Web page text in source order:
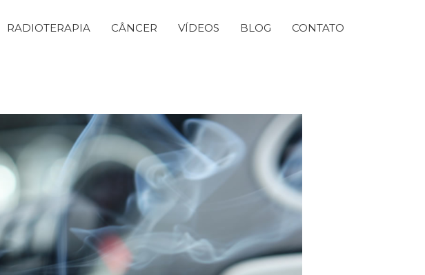
RADIOTERAPIA CÂNCER VÍDEOS BLOG CONTATO